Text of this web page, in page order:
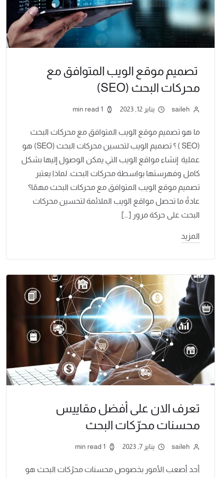
تصميم موقع الويب المتوافق مع
محركات البحث (SEO)
saileh يناير 12, 2023 1 min read
ما هو تصميم موقع الويب المتوافق مع محركات البحث
(SEO ) ؟ تصميم الويب لتحسين محركات البحث (SEO) هو
عملية إنشاء مواقع الويب التي يمكن الوصول إليها بشكل
كامل وفهرستها بواسطة محركات البحث. لماذا يعتبر
تصميم موقع الويب المتوافق مع محركات البحث مهمًا؟
عادةً ما تحصل مواقع الويب الملائمة لتحسين محركات
البحث على حركة مرور […]
المزيد
تعرف الان على أفضل مقاييس
محسنات محرّكات البحث
saileh يناير 7, 2023 1 min read
أحد أصعب الأمور بخصوص محسنات محرّكات البحث هو